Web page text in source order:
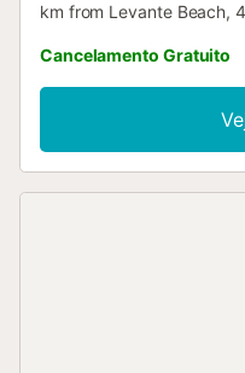
km from Levante Beach,
Cancelamento Gratuito